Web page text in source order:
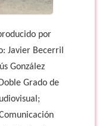
por
Javier Becerril
González
Grado de